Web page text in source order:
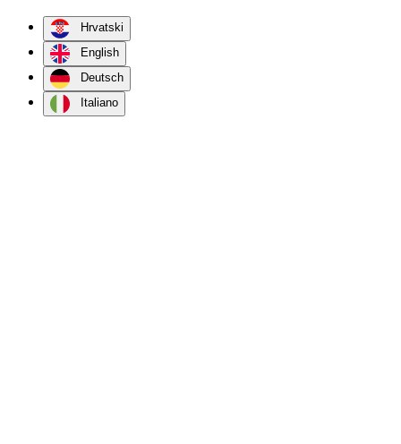
Hrvatski
English
Deutsch
Italiano